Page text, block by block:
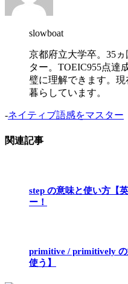
slowboat
京都府立大学卒。35
ター。TOEIC955点達
璧に理解できます。
暮らしています。
-ネイティブ語感をマスター
関連記事
step の意味と使い方【
ー！
primitive / primitively の
使う】